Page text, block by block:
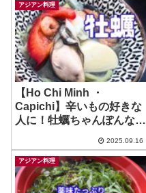
アジアン料理
【Ho Chi Minh ・
Capichi】辛いもの好きな
人に！牡蠣ちゃんぽんなる
99 Champon
2025.09.16
アジアン料理